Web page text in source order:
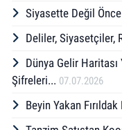
Siyasette Değil
Deliler, Siyasetçiler,
Dünya Gelir
Şifreleri... 07.07.2026
Beyin Yakan